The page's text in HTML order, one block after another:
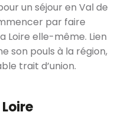
un séjour en Val de
par faire
Loire elle-même. Lien
son pouls à la région,
trait d’union.